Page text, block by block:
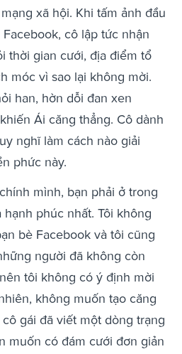
xã hội. Khi tấm ảnh đầu
cô lập tức nhận
thời gian cưới, địa điểm tổ
móc vì sao lại không mời.
han, hờn dỗi đan xen
Ái căng thẳng. Cô dành
nghĩ làm cách nào giải
phức này.
mình, bạn phải ở trong
phúc nhất. Tôi không
bè Facebook và tôi cũng
người đã không còn
tôi không có ý định mời
không muốn tạo căng
gái đã viết một dòng trạng
muốn có đám cưới đơn giản